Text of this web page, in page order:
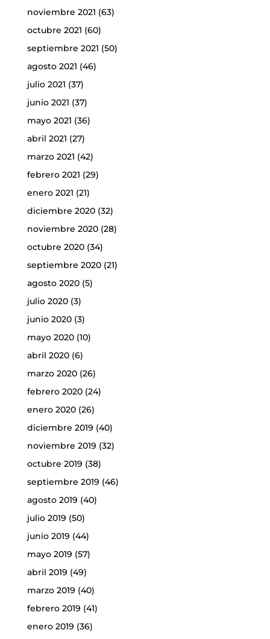
noviembre 2021 (63)
octubre 2021 (60)
septiembre 2021 (50)
agosto 2021 (46)
julio 2021 (37)
junio 2021 (37)
mayo 2021 (36)
abril 2021 (27)
marzo 2021 (42)
febrero 2021 (29)
enero 2021 (21)
diciembre 2020(32)
noviembre 2020(28)
octubre 2020(34)
septiembre 2020(21)
agosto 2020(5)
julio 2020(3)
junio 2020(3)
mayo 2020(10)
abril 2020(6)
marzo 2020(26)
febrero 2020(24)
enero 2020(26)
diciembre 2019 (40)
noviembre 2019 (32)
octubre 2019 (38)
septiembre 2019 (46)
agosto 2019 (40)
julio 2019 (50)
junio 2019 (44)
mayo 2019 (57)
abril 2019 (49)
marzo 2019 (40)
febrero 2019 (41)
enero 2019 (36)